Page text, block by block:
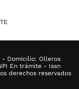
- Domicilio: Olleros
En trámite - Issn
derechos reservados